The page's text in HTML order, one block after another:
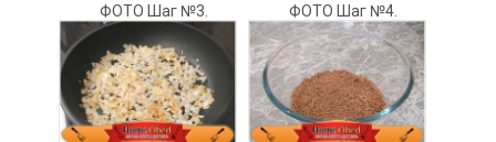
ФОТО Шаг №3. ФОТО Шаг №4.